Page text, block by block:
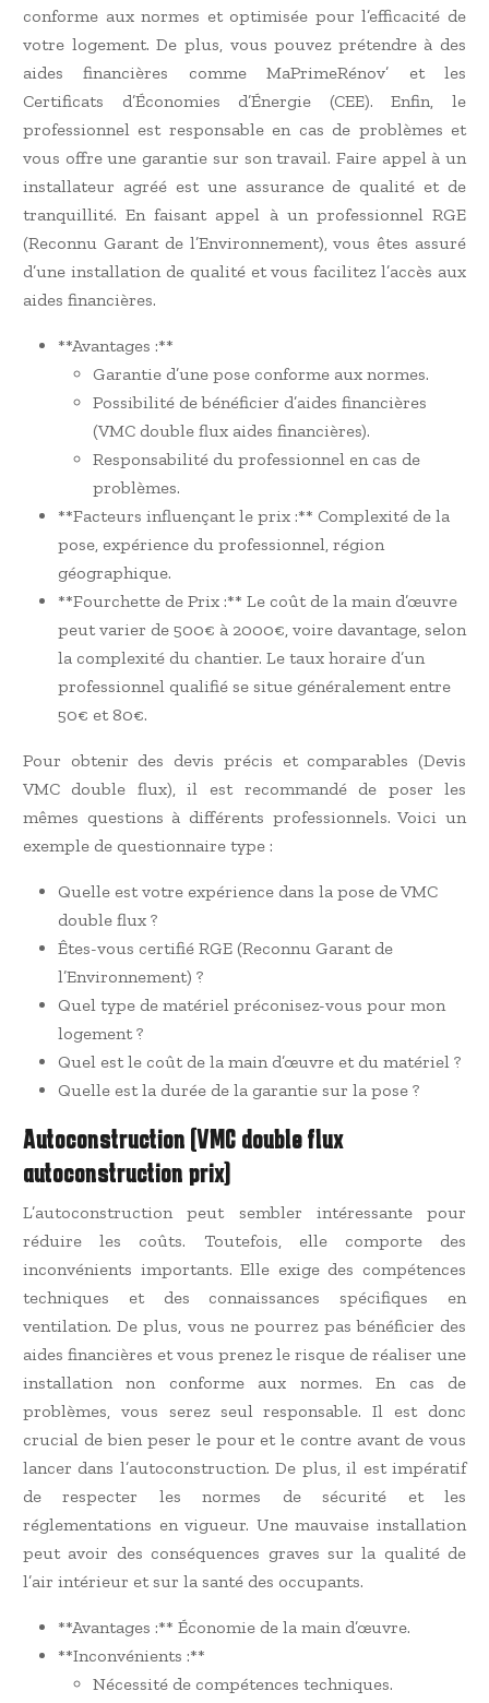
conforme aux normes et optimisée pour l’efficacité de
votre logement. De plus, vous pouvez prétendre à des
aides financières comme MaPrimeRénov’ et les
Certificats d’Économies d’Énergie (CEE). Enfin, le
professionnel est responsable en cas de problèmes et
vous offre une garantie sur son travail. Faire appel à un
installateur agréé est une assurance de qualité et de
tranquillité. En faisant appel à un professionnel RGE
(Reconnu Garant de l’Environnement), vous êtes assuré
d’une installation de qualité et vous facilitez l’accès aux
aides financières.
**Avantages :**
Garantie d’une pose conforme aux normes.
Possibilité de bénéficier d’aides financières
(VMC double flux aides financières).
Responsabilité du professionnel en cas de
problèmes.
**Facteurs influençant le prix :** Complexité de la
pose, expérience du professionnel, région
géographique.
**Fourchette de Prix :** Le coût de la main d’œuvre
peut varier de 500€ à 2000€, voire davantage, selon
la complexité du chantier. Le taux horaire d’un
professionnel qualifié se situe généralement entre
50€ et 80€.
Pour obtenir des devis précis et comparables (Devis
VMC double flux), il est recommandé de poser les
mêmes questions à différents professionnels. Voici un
exemple de questionnaire type :
Quelle est votre expérience dans la pose de VMC
double flux ?
Êtes-vous certifié RGE (Reconnu Garant de
l’Environnement) ?
Quel type de matériel préconisez-vous pour mon
logement ?
Quel est le coût de la main d’œuvre et du matériel ?
Quelle est la durée de la garantie sur la pose ?
Autoconstruction (VMC double flux
autoconstruction prix)
L’autoconstruction peut sembler intéressante pour
réduire les coûts. Toutefois, elle comporte des
inconvénients importants. Elle exige des compétences
techniques et des connaissances spécifiques en
ventilation. De plus, vous ne pourrez pas bénéficier des
aides financières et vous prenez le risque de réaliser une
installation non conforme aux normes. En cas de
problèmes, vous serez seul responsable. Il est donc
crucial de bien peser le pour et le contre avant de vous
lancer dans l’autoconstruction. De plus, il est impératif
de respecter les normes de sécurité et les
réglementations en vigueur. Une mauvaise installation
peut avoir des conséquences graves sur la qualité de
l’air intérieur et sur la santé des occupants.
**Avantages :** Économie de la main d’œuvre.
**Inconvénients :**
Nécessité de compétences techniques.